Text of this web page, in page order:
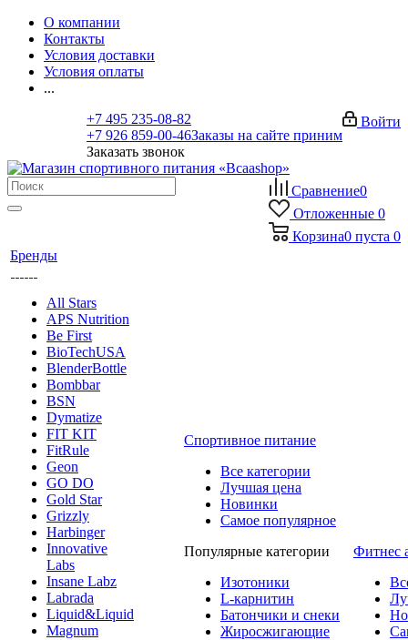
О компании
Контакты
Условия доставки
Условия оплаты
...
Войти
+7 495 235-08-82
+7 926 859-00-46Заказы на сайте приним
Заказать звонок
Сравнение0
Отложенные 0
Корзина0 пуста 0
Бренды
All Stars
APS Nutrition
Be First
BioTechUSA
BlenderBottle
Bombbar
BSN
Dymatize
FIT KIT
FitRule
Geon
GO DO
Gold Star
Grizzly
Harbinger
Innovative
Labs
Insane Labz
Labrada
Liquid&Liquid
Magnum
Спортивное питание
Все категории
Лучшая цена
Новинки
Самое популярное
Популярные категории
Изотоники
L-карнитин
Батончики и снеки
Жиросжигающие
Фитнес